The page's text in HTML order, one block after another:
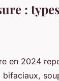
:
en 2024